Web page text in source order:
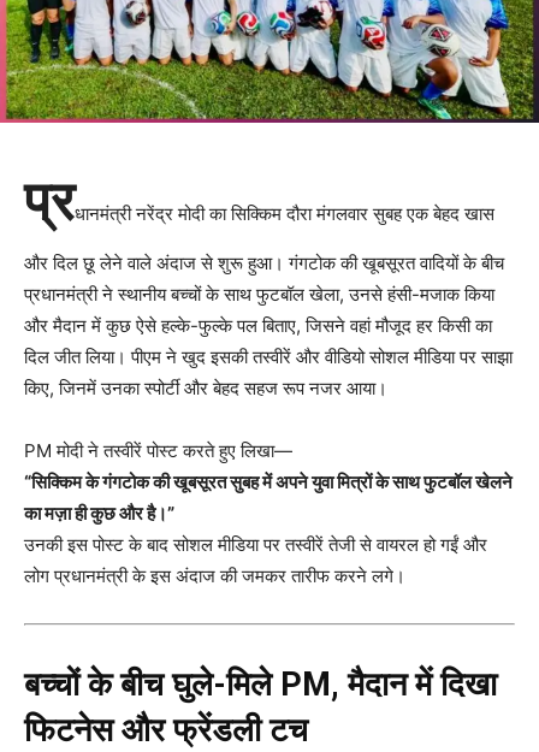
प्रधानमंत्री नरेंद्र मोदी का सिक्किम दौरा मंगलवार सुबह एक बेहद खास
और दिल छू लेने वाले अंदाज से शुरू हुआ। गंगटोक की खूबसूरत वादियों के बीच
प्रधानमंत्री ने स्थानीय बच्चों के साथ फुटबॉल खेला, उनसे हंसी-मजाक किया
और मैदान में कुछ ऐसे हल्के-फुल्के पल बिताए, जिसने वहां मौजूद हर किसी का
दिल जीत लिया। पीएम ने खुद इसकी तस्वीरें और वीडियो सोशल मीडिया पर साझा
किए, जिनमें उनका स्पोर्टी और बेहद सहज रूप नजर आया।
PM मोदी ने तस्वीरें पोस्ट करते हुए लिखा—
“सिक्किम के गंगटोक की खूबसूरत सुबह में अपने युवा मित्रों के साथ फुटबॉल खेलने
का मज़ा ही कुछ और है।”
उनकी इस पोस्ट के बाद सोशल मीडिया पर तस्वीरें तेजी से वायरल हो गईं और
लोग प्रधानमंत्री के इस अंदाज की जमकर तारीफ करने लगे।
बच्चों के बीच घुले-मिले PM, मैदान में दिखा
फिटनेस और फ्रेंडली टच